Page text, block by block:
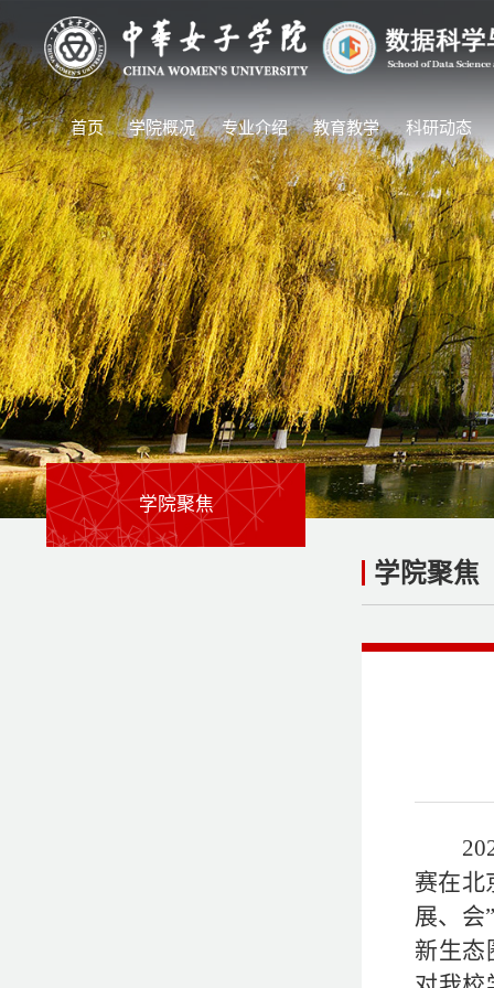
首页 学院概况 专业介绍 教育教学 科研动态
学院聚焦
学院聚焦
赛在北
展、会”
新生态